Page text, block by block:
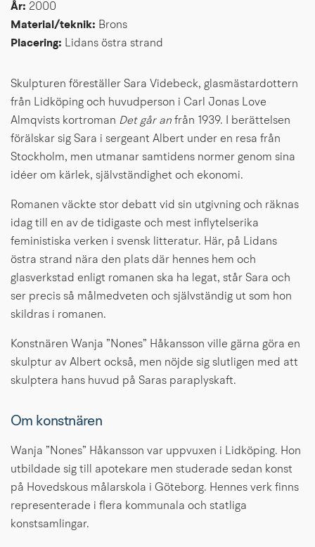
År: 2000
Material/teknik: Brons
Placering: Lidans östra strand
Skulpturen föreställer Sara Videbeck, glasmästardottern
från Lidköping och huvudperson i Carl Jonas Love
Almqvists kortroman Det går an från 1939. I berättelsen
förälskar sig Sara i sergeant Albert under en resa från
Stockholm, men utmanar samtidens normer genom sina
idéer om kärlek, självständighet och ekonomi.
Romanen väckte stor debatt vid sin utgivning och räknas
idag till en av de tidigaste och mest inflytelserika
feministiska verken i svensk litteratur. Här, på Lidans
östra strand nära den plats där hennes hem och
glasverkstad enligt romanen ska ha legat, står Sara och
ser precis så målmedveten och självständig ut som hon
skildras i romanen.
Konstnären Wanja ”Nones” Håkansson ville gärna göra en
skulptur av Albert också, men nöjde sig slutligen med att
skulptera hans huvud på Saras paraplyskaft.
Om konstnären
Wanja ”Nones” Håkansson var uppvuxen i Lidköping. Hon
utbildade sig till apotekare men studerade sedan konst
på Hovedskous målarskola i Göteborg. Hennes verk finns
representerade i flera kommunala och statliga
konstsamlingar.